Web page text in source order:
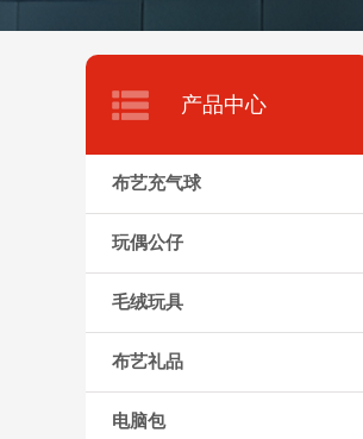
产品中心
布艺充气球
玩偶公仔
毛绒玩具
布艺礼品
电脑包